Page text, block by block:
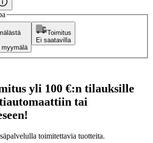
Toimitus
Ei saatavilla
yli 100 €:n tilauksille
tai
toimitettavia tuotteita.